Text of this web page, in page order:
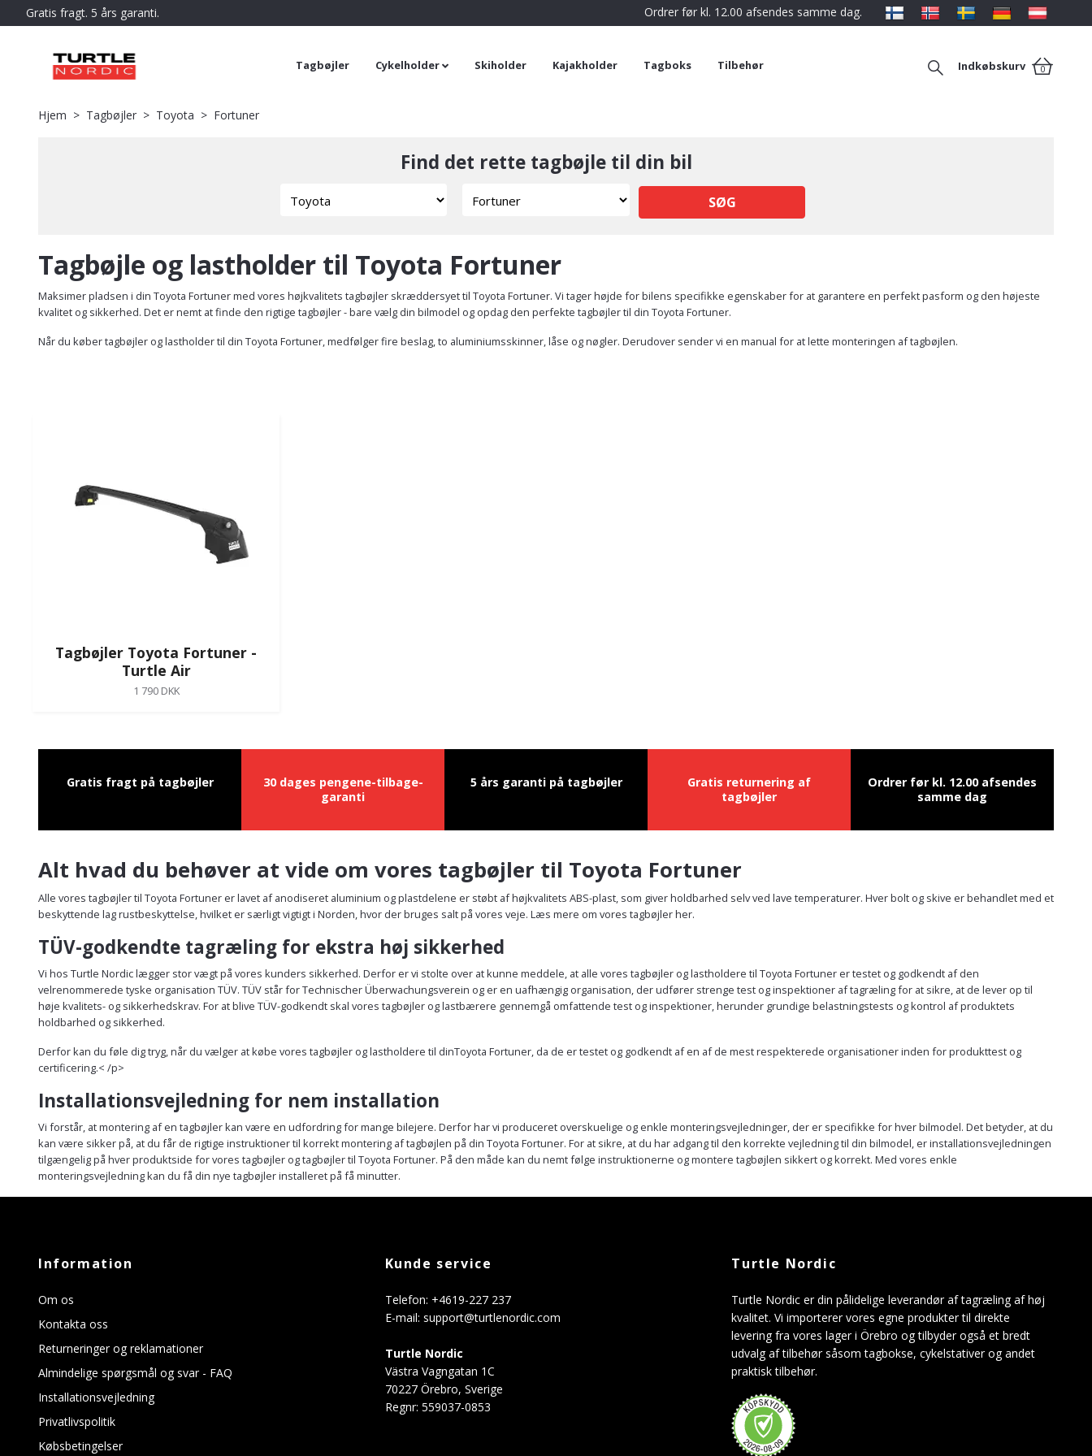
Gratis fragt. 5 års garanti. Ordrer før kl. 12.00 afsendes samme dag.
Tagbøjler Cykelholder Skiholder Kajakholder Tagboks Tilbehør Indkøbskurv 0
Hjem Tagbøjler Toyota Fortuner
Find det rette tagbøjle til din bil
SØG
Tagbøjle og lastholder til Toyota Fortuner
Maksimer pladsen i din Toyota Fortuner med vores højkvalitets tagbøjler skræddersyet til Toyota Fortuner. Vi tager højde for bilens specifikke egenskaber for at garantere en perfekt pasform og den højeste
kvalitet og sikkerhed. Det er nemt at finde den rigtige tagbøjler - bare vælg din bilmodel og opdag den perfekte tagbøjler til din Toyota Fortuner.
Når du køber tagbøjler og lastholder til din Toyota Fortuner, medfølger fire beslag, to aluminiumsskinner, låse og nøgler. Derudover sender vi en manual for at lette monteringen af tagbøjlen.
Tagbøjler Toyota Fortuner -
Turtle Air
1 790 DKK
Gratis fragt på tagbøjler
30 dages pengene-tilbage-
garanti
5 års garanti på tagbøjler
Gratis returnering af
tagbøjler
Ordrer før kl. 12.00 afsendes
samme dag
Alt hvad du behøver at vide om vores tagbøjler til Toyota Fortuner
Alle vores tagbøjler til Toyota Fortuner er lavet af anodiseret aluminium og plastdelene er støbt af højkvalitets ABS-plast, som giver holdbarhed selv ved lave temperaturer. Hver bolt og skive er behandlet med et
beskyttende lag rustbeskyttelse, hvilket er særligt vigtigt i Norden, hvor der bruges salt på vores veje. Læs mere om vores tagbøjler her.
TÜV-godkendte tagræling for ekstra høj sikkerhed
Vi hos Turtle Nordic lægger stor vægt på vores kunders sikkerhed. Derfor er vi stolte over at kunne meddele, at alle vores tagbøjler og lastholdere til Toyota Fortuner er testet og godkendt af den
velrenommerede tyske organisation TÜV. TÜV står for Technischer Überwachungsverein og er en uafhængig organisation, der udfører strenge test og inspektioner af tagræling for at sikre, at de lever op til
høje kvalitets- og sikkerhedskrav. For at blive TÜV-godkendt skal vores tagbøjler og lastbærere gennemgå omfattende test og inspektioner, herunder grundige belastningstests og kontrol af produktets
holdbarhed og sikkerhed.
Derfor kan du føle dig tryg, når du vælger at købe vores tagbøjler og lastholdere til dinToyota Fortuner, da de er testet og godkendt af en af de mest respekterede organisationer inden for produkttest og
certificering.< /p>
Installationsvejledning for nem installation
Vi forstår, at montering af en tagbøjler kan være en udfordring for mange bilejere. Derfor har vi produceret overskuelige og enkle monteringsvejledninger, der er specifikke for hver bilmodel. Det betyder, at du
kan være sikker på, at du får de rigtige instruktioner til korrekt montering af tagbøjlen på din Toyota Fortuner. For at sikre, at du har adgang til den korrekte vejledning til din bilmodel, er installationsvejledningen
tilgængelig på hver produktside for vores tagbøjler og tagbøjler til Toyota Fortuner. På den måde kan du nemt følge instruktionerne og montere tagbøjlen sikkert og korrekt. Med vores enkle
monteringsvejledning kan du få din nye tagbøjler installeret på få minutter.
Information
Om os
Kontakta oss
Returneringer og reklamationer
Almindelige spørgsmål og svar - FAQ
Installationsvejledning
Privatlivspolitik
Købsbetingelser
Kunde service
Telefon: +4619-227 237
E-mail: support@turtlenordic.com
Turtle Nordic
Västra Vagngatan 1C
70227 Örebro, Sverige
Regnr: 559037-0853
Turtle Nordic
Turtle Nordic er din pålidelige leverandør af tagræling af høj
kvalitet. Vi importerer vores egne produkter til direkte
levering fra vores lager i Örebro og tilbyder også et bredt
udvalg af tilbehør såsom tagbokse, cykelstativer og andet
praktisk tilbehør.